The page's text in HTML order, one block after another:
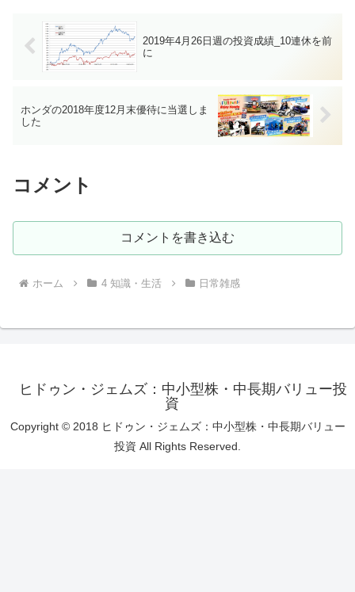
2019年4月26日週の投資成績_10連休を前
に
ホンダの2018年度12月末優待に当選しま
した
コメント
コメントを書き込む
ホーム 4 知識・生活 日常雑感
ヒドゥン・ジェムズ：中小型株・中長期バリュー投
資
Copyright © 2018 ヒドゥン・ジェムズ：中小型株・中長期バリュー
投資 All Rights Reserved.